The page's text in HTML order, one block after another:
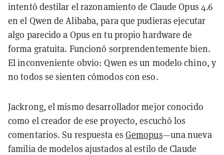
intentó destilar el razonamiento de Claude Opus 4.6
en el Qwen de Alibaba, para que pudieras ejecutar
algo parecido a Opus en tu propio hardware de
forma gratuita. Funcionó sorprendentemente bien.
El inconveniente obvio: Qwen es un modelo chino, y
no todos se sienten cómodos con eso.
Jackrong, el mismo desarrollador mejor conocido
como el creador de ese proyecto, escuchó los
comentarios. Su respuesta es Gemopus—una nueva
familia de modelos ajustados al estilo de Claude